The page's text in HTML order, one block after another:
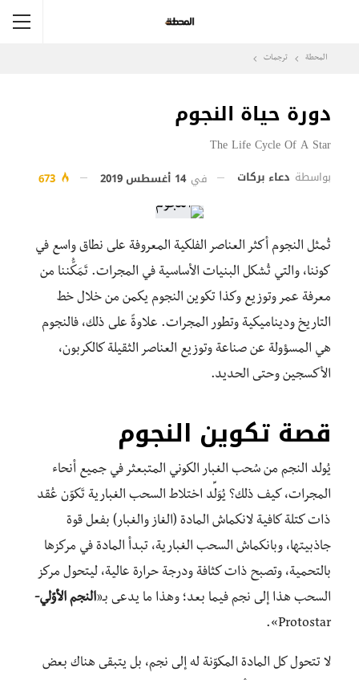
المحطة ترجمات
دورة حياة النجوم
The Life Cycle Of A Star
بواسطة دعاء بركات في 14 أغسطس 2019
تُمثل النجوم أكثر العناصر الفلكية المعروفة على نطاق واسع في
كوننا، والتي تُشكل البنيات الأساسية في المجرات. تَمَكُّننا من
معرفة عمر وتوزيع وكذا تكوين النجوم يكمن من خلال خط
التاريخ وديناميكية وتطور المجرات. علاوةً على ذلك، فالنجوم
هي المسؤولة عن صناعة وتوزيع العناصر الثقيلة كالكربون،
الأكسجين وحتى الحديد.
قصة تكوين النجوم
يُولد النجم من سُحب الغبار الكوني المتبعثر في جميع أنحاء
المجرات، كيف ذلك؟ يُوَلِّد اختلاط السحب الغبارية تَكوّن عُقد
ذات كتلة كافية لانكماش المادة (الغاز والغبار) بفعل قوة
جاذبيتها، وبانكماش السحب الغبارية، تبدأ المادة في مركزها
بالتحمية، وتصبح ذات كثافة ودرجة حرارة عالية، ليتحول مركز
السحب هذا إلى نجم فيما بعد؛ وهذا ما يدعى بـ«النجم الأوّلي-
Protostar».
لا تتحول كل المادة المكوّنة له إلى نجم، بل يتبقى هناك بعض